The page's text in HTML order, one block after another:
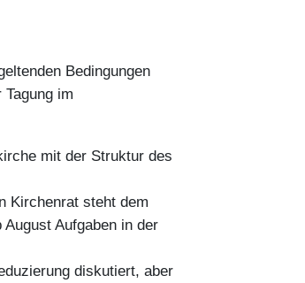
Bedingungen
im
mit der Struktur des
Kirchenrat steht dem
Aufgaben in der
diskutiert, aber